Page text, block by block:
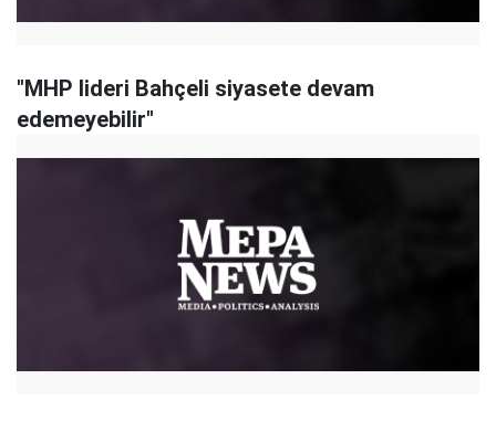
"MHP lideri Bahçeli siyasete devam
edemeyebilir"